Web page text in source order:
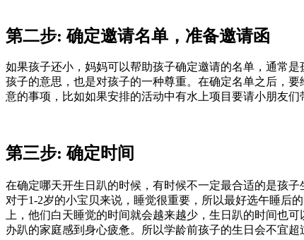
第二步: 确定邀请名单，准备邀请函
如果孩子还小，妈妈可以帮助孩子确定邀请的名单，通常
孩子的意思，也是对孩子的一种尊重。在确定名单之后，
意的事项，比如如果安排的活动中有水上项目要请小朋友们
第三步: 确定时间
在确定哪天开生日趴的时候，有时候不一定最合适的是孩
对于1-2岁的小宝贝来说，睡觉很重要，所以最好选午睡后
上，他们白天睡觉的时间就会越来越少，生日趴的时间也
办趴的家庭感到身心疲惫。所以学龄前孩子的生日会不宜